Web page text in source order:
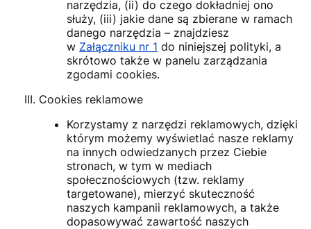
narzędzia, (ii) do czego dokładniej ono
służy, (iii) jakie dane są zbierane w ramach
danego narzędzia – znajdziesz
w Załączniku nr 1 do niniejszej polityki, a
skrótowo także w panelu zarządzania
zgodami cookies.
Cookies reklamowe
Korzystamy z narzędzi reklamowych, dzięki
którym możemy wyświetlać nasze reklamy
na innych odwiedzanych przez Ciebie
stronach, w tym w mediach
społecznościowych (tzw. reklamy
targetowane), mierzyć skuteczność
naszych kampanii reklamowych, a także
dopasowywać zawartość naszych